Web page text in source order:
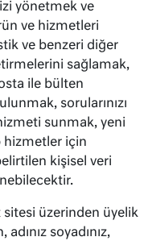
yönetmek ve
ve hizmetleri
ve benzeri diğer
sağlamak,
ile bülten
sorularınızı
sunmak, yeni
hizmetler için
kişisel veri
sitesi üzerinden üyelik
soyadınız,